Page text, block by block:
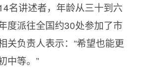
名讲述者，年龄从三十到六
度派往全国约30处参加了市
关负责人表示：“希望也能更
中等。”